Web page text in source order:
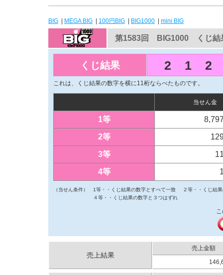
BIG MEGA BIG 100円BIG BIG1000 mini BIG
第1583回 BIG1000 くじ結
くじ結果 2 1 2
これは、くじ結果の数字を横に11桁ならべたものです。
当せん金
1等
2等
3等
4等
（当せん条件） 1等・・くじ結果の数字とすべて一致
２等・・くじ結
４等・・くじ結果の数字と３つはずれ
売上結果
売上金額